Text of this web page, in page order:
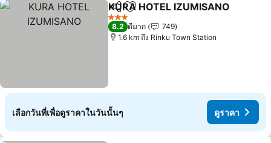
แชร์ เพิ่มในรายการโปรด
KURA HOTEL IZUMISANO
3 ดาว
8.2 ดีมาก
749
1.6 km ถึง Rinku Town Station
เลือกวันที่เพื่อดูราคาในวันนั้นๆ ดูราคา